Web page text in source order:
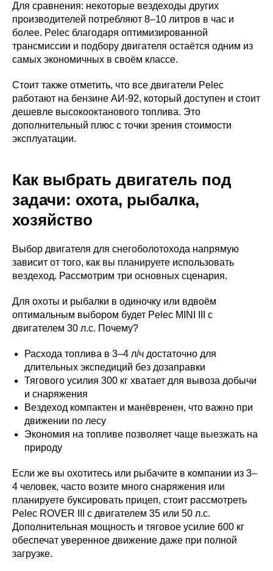
Для сравнения: некоторые вездеходы других
производителей потребляют 8–10 литров в час и
более. Pelec благодаря оптимизированной
трансмиссии и подбору двигателя остаётся одним из
самых экономичных в своём классе.
Стоит также отметить, что все двигатели Pelec
работают на бензине АИ-92, который доступен и стоит
дешевле высокооктанового топлива. Это
дополнительный плюс с точки зрения стоимости
эксплуатации.
Как выбрать двигатель под
задачи: охота, рыбалка,
хозяйство
Выбор двигателя для снегоболотохода напрямую
зависит от того, как вы планируете использовать
вездеход. Рассмотрим три основных сценария.
Для охоты и рыбалки в одиночку или вдвоём
оптимальным выбором будет Pelec MINI III с
двигателем 30 л.с. Почему?
Расхода топлива в 3–4 л/ч достаточно для
длительных экспедиций без дозаправки
Тягового усилия 300 кг хватает для вывоза добычи
и снаряжения
Вездеход компактен и манёвренен, что важно при
движении по лесу
Экономия на топливе позволяет чаще выезжать на
природу
Если же вы охотитесь или рыбачите в компании из 3–
4 человек, часто возите много снаряжения или
планируете буксировать прицеп, стоит рассмотреть
Pelec ROVER III с двигателем 35 или 50 л.с.
Дополнительная мощность и тяговое усилие 600 кг
обеспечат уверенное движение даже при полной
загрузке.